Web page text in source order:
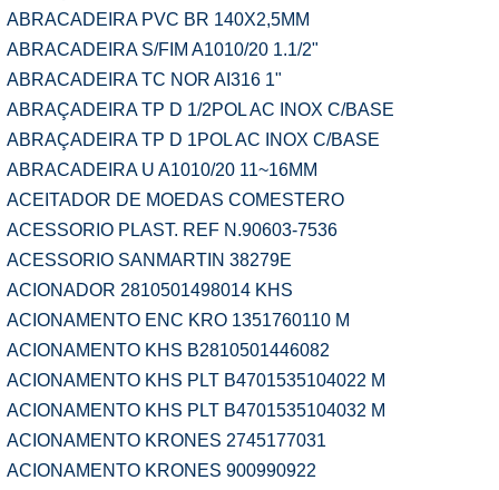
ABRACADEIRA PVC BR 140X2,5MM
ABRACADEIRA S/FIM A1010/20 1.1/2"
ABRACADEIRA TC NOR AI316 1"
ABRAÇADEIRA TP D 1/2POL AC INOX C/BASE
ABRAÇADEIRA TP D 1POL AC INOX C/BASE
ABRACADEIRA U A1010/20 11~16MM
ACEITADOR DE MOEDAS COMESTERO
ACESSORIO PLAST. REF N.90603-7536
ACESSORIO SANMARTIN 38279E
ACIONADOR 2810501498014 KHS
ACIONAMENTO ENC KRO 1351760110 M
ACIONAMENTO KHS B2810501446082
ACIONAMENTO KHS PLT B4701535104022 M
ACIONAMENTO KHS PLT B4701535104032 M
ACIONAMENTO KRONES 2745177031
ACIONAMENTO KRONES 900990922